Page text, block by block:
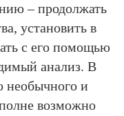
– продолжать
установить в
с его помощью
анализ. В
необычного и
возможно